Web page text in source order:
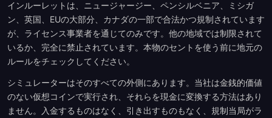
インルーレットは、ニュージャージー、ペンシルベニア、ミシガ
ン、英国、EUの大部分、カナダの一部で合法かつ規制されています
が、ライセンス事業者を通じてのみです。他の地域では制限されて
いるか、完全に禁止されています。本物のセントを使う前に地元の
ルールをチェックしてください。
シミュレーターはそのすべての外側にあります。当社は金銭的価値
のない仮想コインで実行され、それらを現金に変換する方法はあり
ません。入金するものはなく、引き出すものもなく、規制当局がラ